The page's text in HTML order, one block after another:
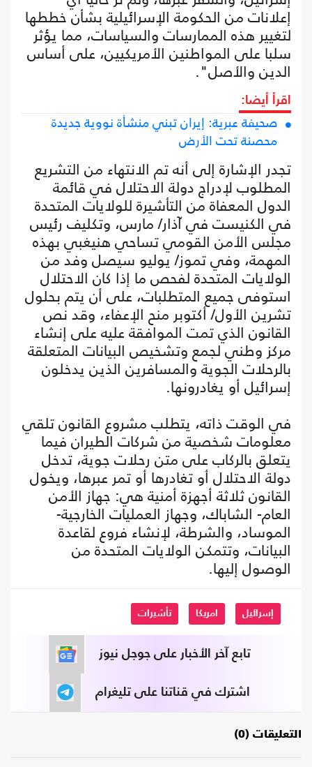
إعلانات من الحكومة الإسرائيلية بشأن خططها
لتغيير هذه الممارسات والسياسات، مما يؤثر
سلبا على المواطنين الأمريكيين، على أساس
الدين والأصل".
اقرأ أيضا:
صحيفة عبرية: إيران تبني منشأة نووية جديدة
محصنة تحت الأرض
تجدر الإشارة إلى أنه تم الانتهاء من التشريع
المطلوب لإدراج دولة الاحتلال في قائمة
الدول المعفاة من التأشيرة للولايات المتحدة
في الكنيست في آذار/ مارس، وتكليف رئيس
مجلس الأمن القومي تساحي هنيغبي بهذه
المهمة، وفي تموز/ يوليو سيصل وفد من
الولايات المتحدة لفحص ما إذا كان الاحتلال
استوفى جميع المتطلبات، على أن يتم بحلول
تشرين الأول/ أكتوبر منح الإعفاء، وقد نص
القانون الذي تمت الموافقة عليه على إنشاء
مركز وطني لجمع وتشخيص البيانات المتعلقة
بالرحلات الجوية والمسافرين الذين يدخلون
إسرائيل أو يغادرونها.
في الوقت ذاته، يتطلب مشروع القانون تلقي
معلومات شخصية من شركات الطيران فيما
يتعلق بالركاب على متن رحلات جوية، تدخل
دولة الاحتلال أو تغادرها أو تمر عبرها، ويخول
القانون ثلاثة أجهزة أمنية هي: جهاز الأمن
العام- الشاباك، وجهاز العمليات الخارجية-
الموساد، والشرطة، لإنشاء فروع لقاعدة
البيانات، وتتمكن الولايات المتحدة من
الوصول إليها.
إسرائيل امريكا تأشيرات
تابع آخر الأخبار على جوجل نيوز
اشترك في قناتنا على تليغرام
التعليقات (0)